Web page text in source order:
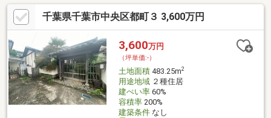
分／約350ｍ千葉市立星久喜小学校／徒歩約11分／約850ｍ千葉市
立星久喜中学校／徒歩約17分／約1300ｍ□■交通■□京成電鉄千原
線「千葉寺」駅 徒歩約27分(車で約8分)京成バス「南矢作」停
徒歩約4分最寄りバス停(「南矢作」停)から総武線「千葉」駅まで
バスで約17分
千葉県千葉市中央区都町３ 3,600万円
3,600万円
（坪単価:-）
土地面積483.25m2
用途地域２種住居
建ぺい率60%
容積率200%
建築条件なし